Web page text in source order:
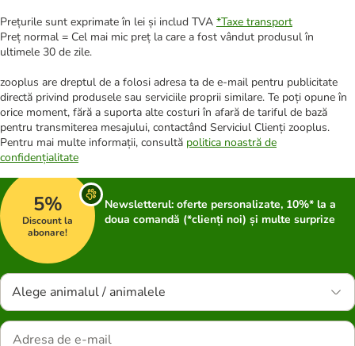
Prețurile sunt exprimate în lei și includ TVA *Taxe transport
Preț normal = Cel mai mic preț la care a fost vândut produsul în
ultimele 30 de zile.
zooplus are dreptul de a folosi adresa ta de e-mail pentru publicitate
directă privind produsele sau serviciile proprii similare. Te poți opune în
orice moment, fără a suporta alte costuri în afară de tariful de bază
pentru transmiterea mesajului, contactând Serviciul Clienți zooplus.
Pentru mai multe informații, consultă politica noastră de
confidențialitate
5%
Discount la
abonare!
Newsletterul: oferte personalizate, 10%* la a
doua comandă (*clienți noi) și multe surprize
Alege animalul / animalele